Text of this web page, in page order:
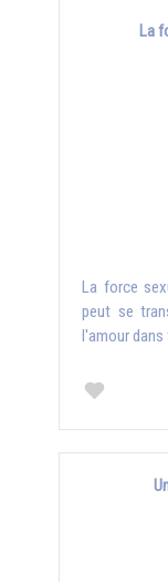
La
La force
peut se
l'amour